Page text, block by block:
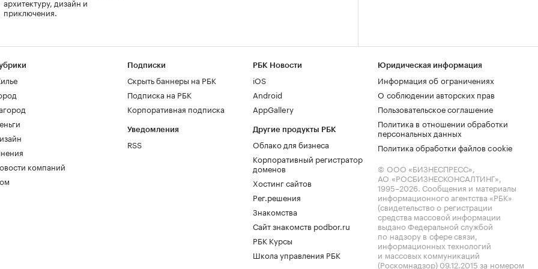
приключения.
компаний
Подписки
Скрыть баннеры на РБК
Подписка на РБК
Корпоративная подписка
Уведомления
RSS
РБК Новости
iOS
Android
AppGallery
Другие продукты РБК
Облако для бизнеса
Корпоративный регистратор
доменов
Хостинг сайтов
Рег.решения
Знакомства
Сайт знакомств podbor.ru
РБК Курсы
Школа управления РБК
Юридическая информация
Информация об ограничениях
О соблюдении авторских прав
Пользовательское соглашение
Политика в отношении обработки
персональных данных
Политика обработки файлов cookie
© ООО «БИЗНЕСПРЕСС»,
АО «РОСБИЗНЕСКОНСАЛТИНГ»,
1995–2026. Сообщения и материалы
информационного агентства «РБК»
(свидетельство о регистрации
средства массовой информации
выдано Федеральной службой
по надзору в сфере связи,
информационных технологий
и массовых коммуникаций
(Роскомнадзор) 09.12.2015 за номером